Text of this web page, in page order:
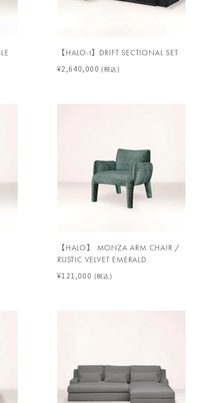
【HALO-t】DRIFT SECTIONAL SET
¥2,640,000 (税込)
【HALO】 MONZA ARM CHAIR /
RUSTIC VELVET EMERALD
¥121,000 (税込)